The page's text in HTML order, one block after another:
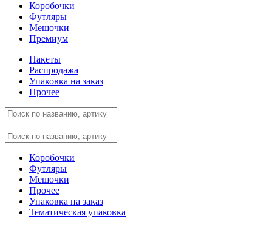
Коробочки
Футляры
Мешочки
Премиум
Пакеты
Распродажа
Упаковка на заказ
Прочее
Коробочки
Футляры
Мешочки
Прочее
Упаковка на заказ
Тематическая упаковка